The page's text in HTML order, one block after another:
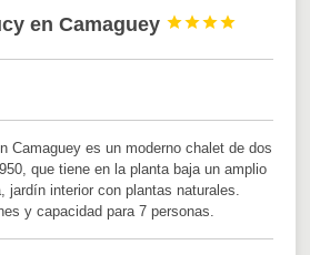
en Camaguey 



Camaguey es un moderno chalet de dos
que tiene en la planta baja un amplio
jardín interior con plantas naturales.
y capacidad para 7 personas.